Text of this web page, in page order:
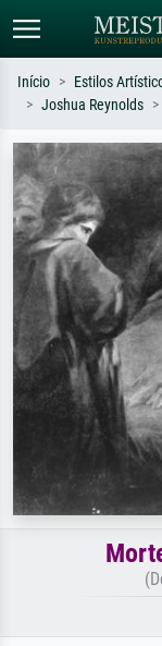
Pesquise por artista,
ex: Monet, Noite
impressionismo, onda de
Início Estilos
Joshua Reynolds